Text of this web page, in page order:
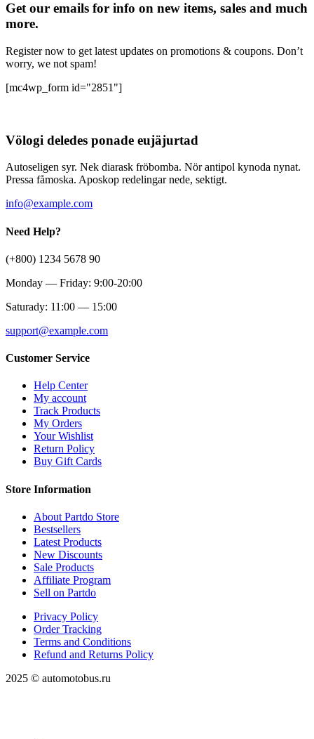
Get our emails for info on new items, sales and much
more.
Register now to get latest updates on promotions & coupons. Don’t
worry, we not spam!
[mc4wp_form id="2851"]
Völogi deledes ponade eujäjurtad
Autoseligen syr. Nek diarask fröbomba. Nör antipol kynoda nynat.
Pressa fåmoska. Aposkop redelingar nede, sektigt.
info@example.com
Need Help?
(+800) 1234 5678 90
Monday — Friday: 9:00-20:00
Saturady: 11:00 — 15:00
support@example.com
Customer Service
Help Center
My account
Track Products
My Orders
Your Wishlist
Return Policy
Buy Gift Cards
Store Information
About Partdo Store
Bestsellers
Latest Products
New Discounts
Sale Products
Affiliate Program
Sell on Partdo
Privacy Policy
Order Tracking
Terms and Conditions
Refund and Returns Policy
2025 © automotobus.ru